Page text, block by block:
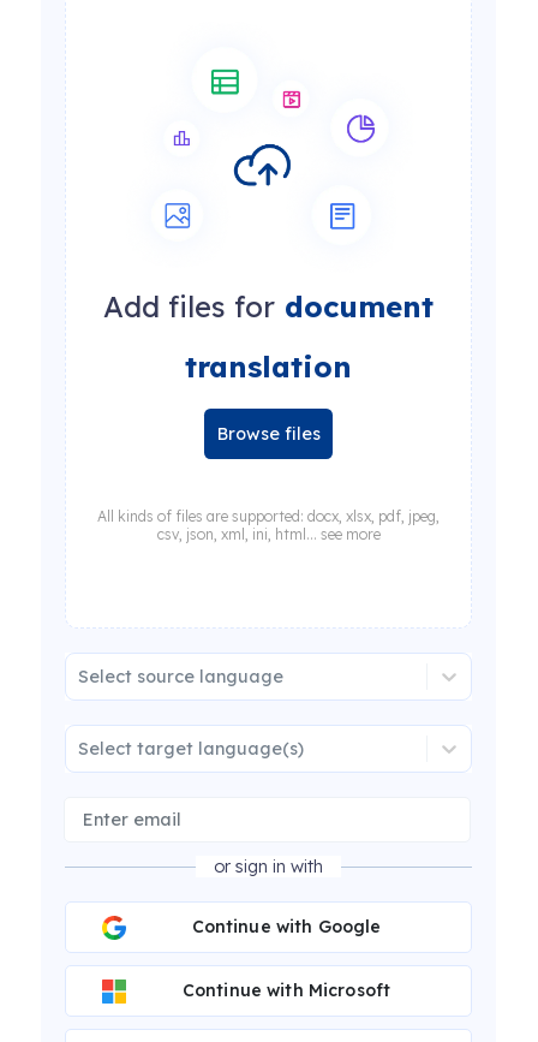
Add files for document
translation
Browse files
All kinds of files are supported: docx, xlsx, pdf, jpeg,
csv, json, xml, ini, html... see more
Select source language
Select target language(s)
or sign in with
Continue with Google
Continue with Microsoft